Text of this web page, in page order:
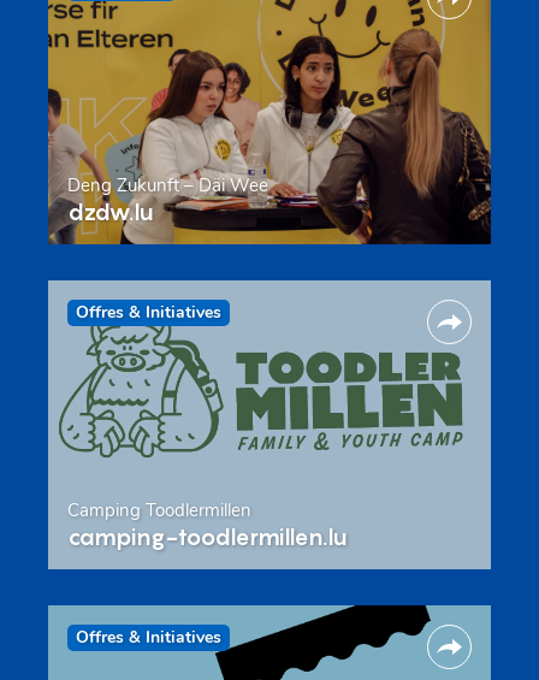
Deng Zukunft – Däi Wee
dzdw.lu
Offres & Initiatives
Camping Toodlermillen
camping-toodlermillen.lu
Offres & Initiatives